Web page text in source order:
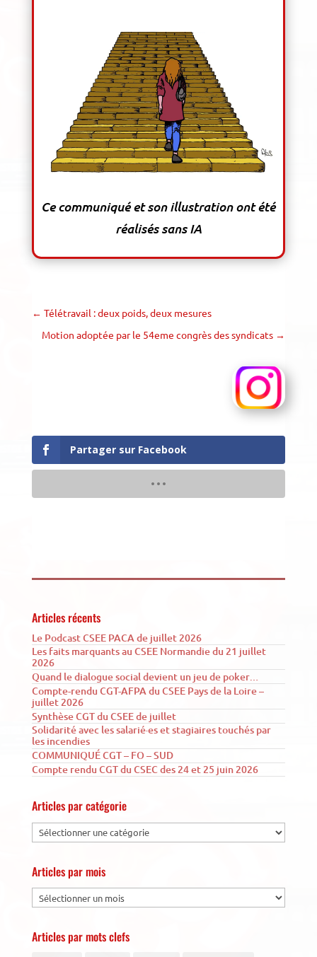
Ce communiqué et son illustration ont été
réalisés sans IA
← Télétravail : deux poids, deux mesures
Motion adoptée par le 54eme congrès des syndicats →
Partager sur Facebook
Articles récents
Le Podcast CSEE PACA de juillet 2026
Les faits marquants au CSEE Normandie du 21 juillet
2026
Quand le dialogue social devient un jeu de poker…
Compte-rendu CGT-AFPA du CSEE Pays de la Loire –
juillet 2026
Synthèse CGT du CSEE de juillet
Solidarité avec les salarié·es et stagiaires touchés par
les incendies
COMMUNIQUÉ CGT – FO – SUD
Compte rendu CGT du CSEC des 24 et 25 juin 2026
Articles par catégorie
Articles par mois
Articles par mots clefs